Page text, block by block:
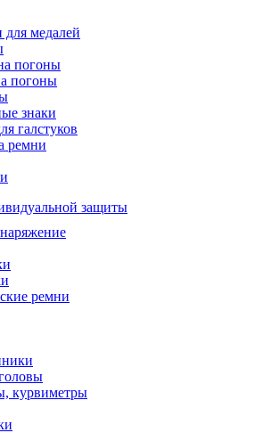
для медалей
погоны
погоны
знаки
галстуков
ремни
защиты
ремни
курвиметры